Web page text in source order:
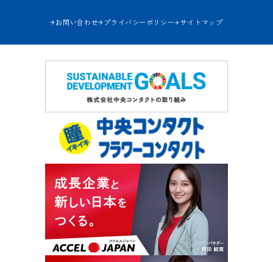
お問い合わせ プライバシーポリシー サイトマップ